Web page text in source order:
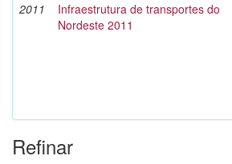
2011
Infraestrutura de transportes do
Nordeste 2011
Refinar